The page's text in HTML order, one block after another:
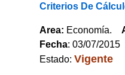
Criterios De
Area: Economía.
Fecha: 03/07/2015
Estado: Vigente